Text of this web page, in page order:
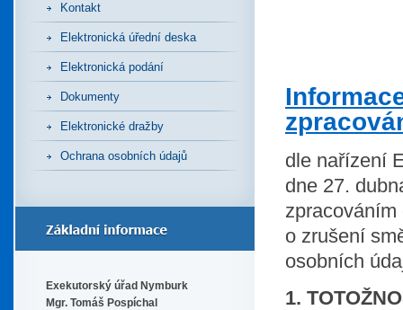
Kontakt
Elektronická úřední deska
Elektronická podání
Dokumenty
Elektronické dražby
Ochrana osobních údajů
Exekutorský úřad Nymburk
Mgr. Tomáš Pospíchal
dle nařízení
dne 27.
o zrušení
osobních
1.